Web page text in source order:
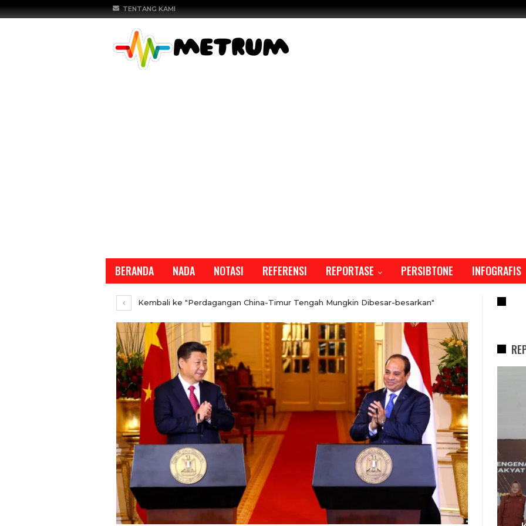
TENTANG KAMI
BERANDA NADA NOTASI REFERENSI REPORTASE PERSIBTONE INFOGRAFIS
Kembali ke "Perdagangan China-Timur Tengah Mungkin Dibesar-besarkan"
REPORTASE REPORTASE